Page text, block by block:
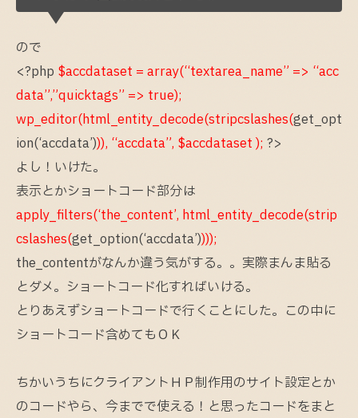
ので
<?php $accdataset = array(“textarea_name” => “acc
data”,”quicktags” => true);
wp_editor(html_entity_decode(stripcslashes(get_opt
ion(‘accdata’))), “accdata”, $accdataset ); ?>
よし！いけた。
表示とかショートコード部分は
apply_filters(‘the_content’, html_entity_decode(strip
cslashes(get_option(‘accdata’))));
the_contentがなんか違う気がする。。実際まんま貼る
とダメ。ショートコード化すればいける。
とりあえずショートコードで行くことにした。この中に
ショートコード含めてもＯＫ
ちかいうちにクライアントＨＰ制作用のサイト設定とか
のコードやら、今までで使える！と思ったコードをまと